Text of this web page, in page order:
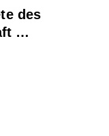
des
…